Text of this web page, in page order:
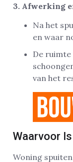
3. Afwerking
Na het
en waar
De
van het
Waarvoor
Woning